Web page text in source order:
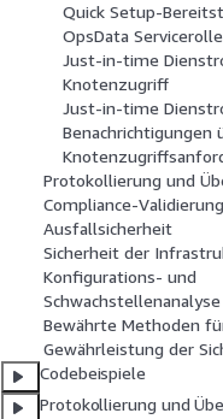
Quick Setup-
OpsData
Just-in-time
Knotenzugriff
Just-in-time
Benachrichtigungen
Protokollierung und
Compliance-Validierung
Ausfallsicherheit
Sicherheit der
Konfigurations- und
Schwachstellenanalyse
Bewährte Methoden
Gewährleistung der
Codebeispiele
Protokollierung und